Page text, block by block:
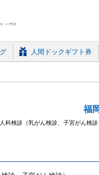
・ハウス
人間ドックギフト券
福
科検診（乳がん検診、子宮がん検診